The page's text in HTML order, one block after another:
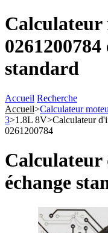
Calculateur
0261200784
standard
Accueil Recherche
Accueil>Calculateur
3>1.8L 8V>Calculateur
0261200784
échange